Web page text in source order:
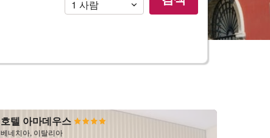
1 사람
호텔 아마데우스
베네치아, 이탈리아